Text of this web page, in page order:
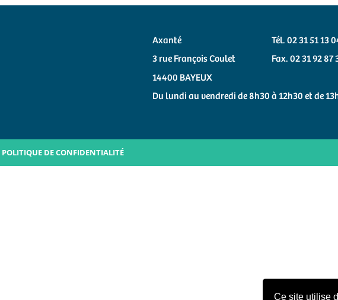
Ce site utilise
Axanté
3 rue François Coulet
14400 BAYEUX
Tél. 02 31 51 13
Fax. 02 31 92 87
Du lundi au vendredi de 8h30 à 12h30 et de
POLITIQUE DE CONFIDENTIALITÉ